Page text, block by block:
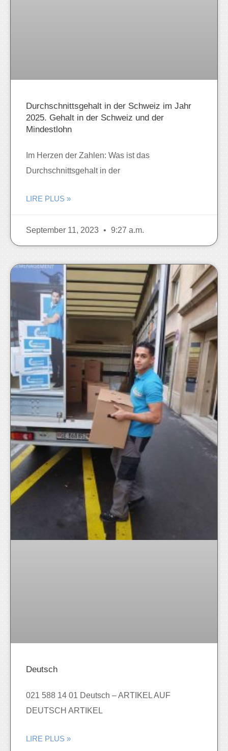
Durchschnittsgehalt in der Schweiz im Jahr
2025. Gehalt in der Schweiz und der
Mindestlohn
Im Herzen der Zahlen: Was ist das
Durchschnittsgehalt in der
LIRE PLUS »
September 11, 2023 9:27 a.m.
Deutsch
021 588 14 01 Deutsch – ARTIKEL AUF
DEUTSCH ARTIKEL
LIRE PLUS »